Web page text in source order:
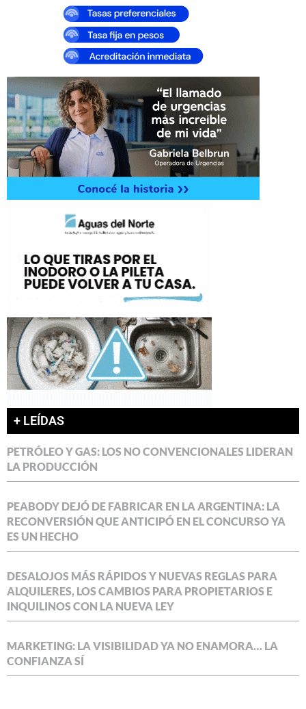
+ LEÍDAS
PETRÓLEO Y GAS: LOS NO CONVENCIONALES LIDERAN
LA PRODUCCIÓN
PEABODY DEJÓ DE FABRICAR EN LA ARGENTINA: LA
RECONVERSIÓN QUE ANTICIPÓ EN EL CONCURSO YA
ES UN HECHO
DESALOJOS MÁS RÁPIDOS Y NUEVAS REGLAS PARA
ALQUILERES, LOS CAMBIOS PARA PROPIETARIOS E
INQUILINOS CON LA NUEVA LEY
MARKETING: LA VISIBILIDAD YA NO ENAMORA… LA
CONFIANZA SÍ